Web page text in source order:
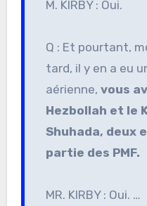
M. KIRBY : Oui.
Q : Et pourtant,
tard, il y en a eu
aérienne, vous
Hezbollah et le
Shuhada, deux
partie des PMF.
MR. KIRBY : Oui. …